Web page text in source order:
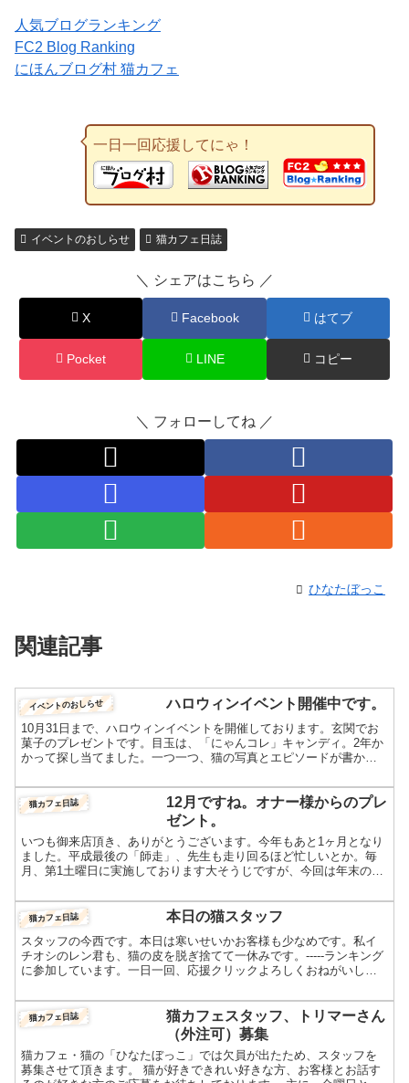
人気ブログランキング
FC2 Blog Ranking
にほんブログ村 猫カフェ
一日一回応援してにゃ！
イベントのおしらせ 猫カフェ日誌
＼ シェアはこちら ／
X Facebook はてブ
Pocket LINE コピー
＼ フォローしてね ／
ひなたぼっこ
関連記事
イベントのおしらせ ハロウィンイベント開催中です。
10月31日まで、ハロウィンイベントを開催しております。玄関でお
菓子のプレゼントです。目玉は、「にゃんコレ」キャンディ。2年か
かって探し当てました。一つ一つ、猫の写真とエピソードが書かれ
猫カフェ日誌
12月ですね。オナー様からのプレ
ゼント。
いつも御来店頂き、ありがとうございます。今年もあと1ヶ月となり
ました。平成最後の「師走」、先生も走り回るほど忙しいとか。毎
月、第1土曜日に実施しております大そうじですが、今回は年末の大
猫カフェ日誌 本日の猫スタッフ
スタッフの今西です。本日は寒いせいかお客様も少なめです。私イ
チオシのレン君も、猫の皮を脱ぎ捨てて一休みです。-----ランキング
に参加しています。一日一回、応援クリックよろしくおねがいしま
猫カフェ日誌
猫カフェスタッフ、トリマーさん
（外注可）募集
猫カフェ・猫の「ひなたぼっこ」では欠員が出たため、スタッフを
募集させて頂きます。 猫が好きできれい好きな方、お客様とお話す